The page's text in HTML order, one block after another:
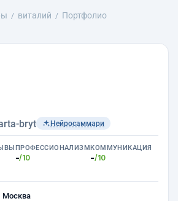
виталий
Портфолио
bryt Нейросаммари
ПРОФЕССИОНАЛИЗМ
-/10
КОММУНИКАЦИЯ
-/10
Москва